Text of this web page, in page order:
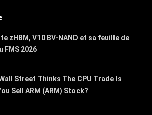
zHBM, V10 BV-NAND et sa feuille de
FMS 2026
Street Thinks The CPU Trade Is
Sell ARM (ARM) Stock?